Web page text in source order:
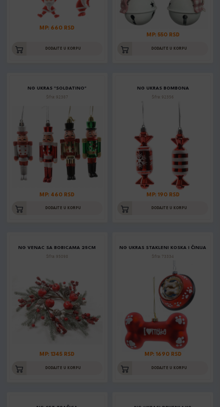
MP: 660 RSD
DODAJTE U KORPU
MP: 550 RSD
DODAJTE U KORPU
NG UKRAS "SOLDATINO"
Šifra: 92387
MP: 460 RSD
DODAJTE U KORPU
NG UKRAS BOMBONA
Šifra: 92356
MP: 190 RSD
DODAJTE U KORPU
NG VENAC SA BOBICAMA 25CM
Šifra: 95098
MP: 1345 RSD
DODAJTE U KORPU
NG UKRAS STAKLENI KOSKA I ČINIJA
Šifra: 73334
MP: 1690 RSD
DODAJTE U KORPU